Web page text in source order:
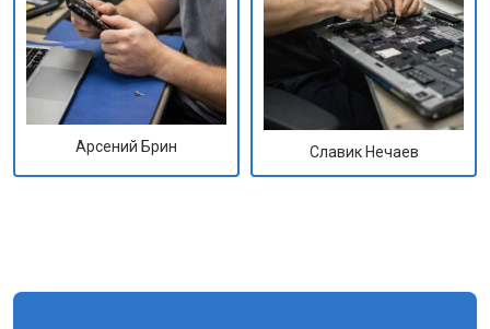
Арсений Брин Славик Нечаев